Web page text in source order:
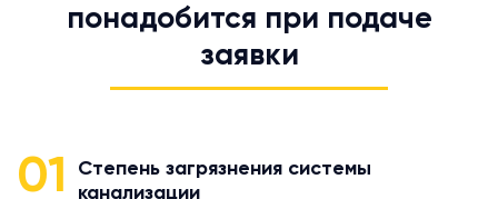
понадобится при подаче
заявки
01
Степень загрязнения системы
канализации